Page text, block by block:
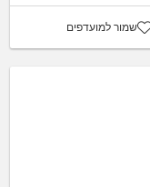
שמור למועדפים